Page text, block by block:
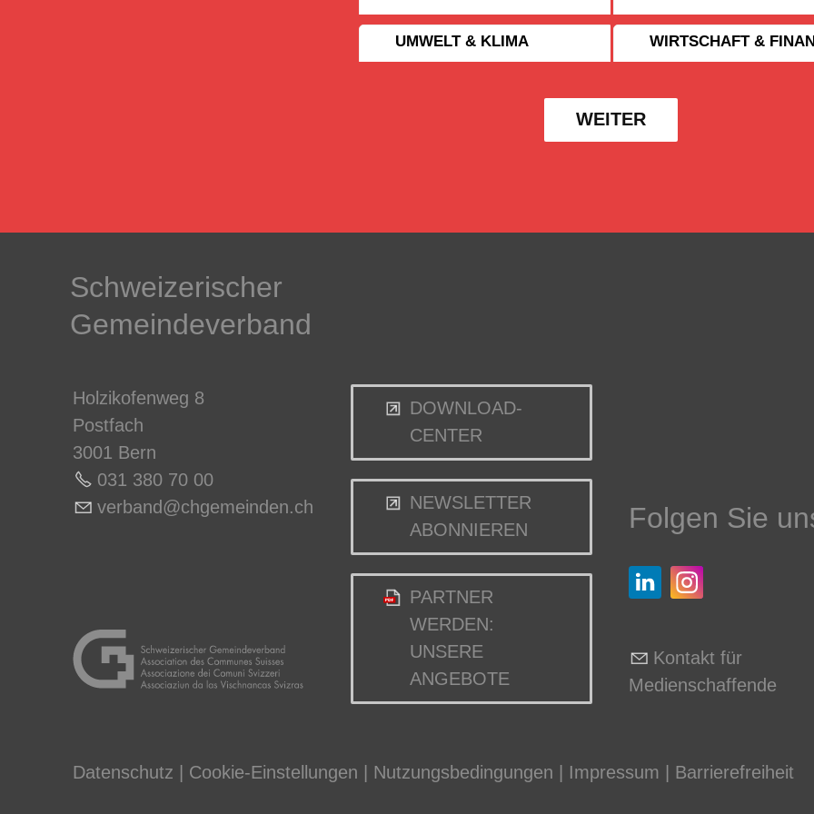
UMWELT & KLIMA WIRTSCHAFT &
WEITER
Schweizerischer
Gemeindeverband
Holzikofenweg 8
Postfach
3001 Bern
031 380 70 00
v rb nd chg m nd n ch
DOWNLOAD-
CENTER
NEWSLETTER
ABONNIEREN
PARTNER
WERDEN:
UNSERE
ANGEBOTE
Folgen Sie
Kontakt für
Medienschaffende
Datenschutz Cookie-Einstellungen Nutzungsbedingungen Impressum Barrierefreiheit